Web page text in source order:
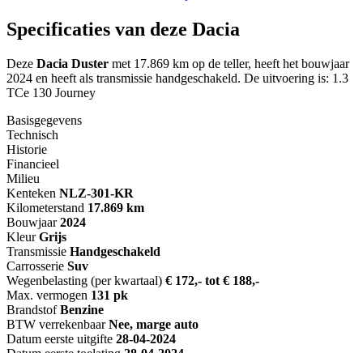
Specificaties van deze Dacia
Deze Dacia Duster met 17.869 km op de teller, heeft het bouwjaar
2024 en heeft als transmissie handgeschakeld. De uitvoering is: 1.3
TCe 130 Journey
Basisgegevens
Technisch
Historie
Financieel
Milieu
Kenteken NLZ-301-KR
Kilometerstand 17.869 km
Bouwjaar 2024
Kleur Grijs
Transmissie Handgeschakeld
Carrosserie Suv
Wegenbelasting (per kwartaal) € 172,- tot € 188,-
Max. vermogen 131 pk
Brandstof Benzine
BTW verrekenbaar Nee, marge auto
Datum eerste uitgifte 28-04-2024